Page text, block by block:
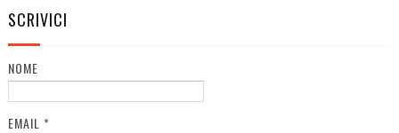
SCRIVICI
NOME
EMAIL *